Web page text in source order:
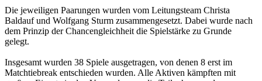
Die jeweiligen Paarungen wurden vom Leitungsteam Christa
Baldauf und Wolfgang Sturm zusammengesetzt. Dabei wurde nach
dem Prinzip der Chancengleichheit die Spielstärke zu Grunde
gelegt.
Insgesamt wurden 38 Spiele ausgetragen, von denen 8 erst im
Matchtiebreak entschieden wurden. Alle Aktiven kämpften mit